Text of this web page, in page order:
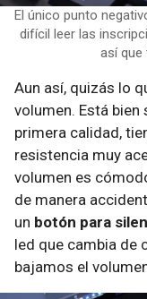
El único punto
difícil leer las
así que
Aun así, quizás lo
volumen. Está
primera calidad,
resistencia muy
volumen es
de manera
un botón para
led que cambia de
bajamos el